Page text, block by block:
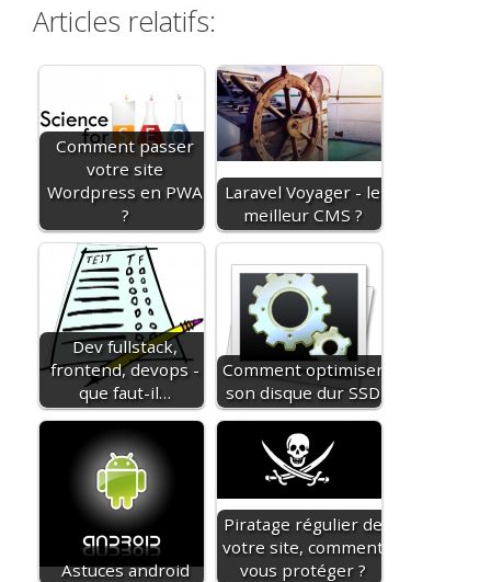
Articles relatifs:
Comment passer
votre site
Wordpress en PWA
?
Laravel Voyager - le
meilleur CMS ?
Dev fullstack,
frontend, devops -
que faut-il…
Comment optimiser
son disque dur SSD
Astuces android
Piratage régulier de
votre site, comment
vous protéger ?